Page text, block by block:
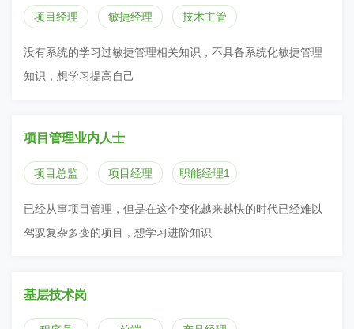
项目经理 敏捷经理 技术主管
没有系统的学习过敏捷管理相关知识，不具备系统化敏捷管理
知识，想学习提高自己
项目管理业内人士
项目总监 项目经理 职能经理1
已经从事项目管理，但是在这个变化越来越快的时代已经难以
驾驭复杂多变的项目，想学习进阶知识
基层技术岗